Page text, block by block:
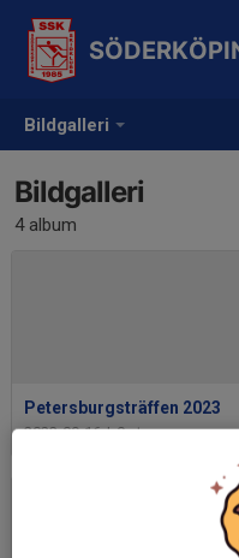
Bildgalleri
Bildgalleri
4 album
Petersburgsträffen 2023
2023-09-16 | 0 st